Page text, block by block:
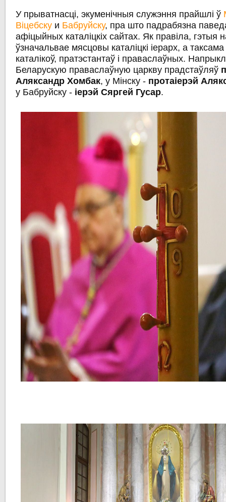
У прыватнасці, экуменічныя служэння прайшлі ў
Віцебску и Бабруйску, пра што падрабязна
афіцыйных каталіцкіх сайтах. Як правіла, гэтыя
ўзначальвае мясцовы каталіцкі іерарх, а
каталікоў, пратэстантаў і праваслаўных.
Беларускую праваслаўную царкву прадстаўляў
Аляксандр Хомбак, у Мінску - протаіерэй
у Бабруйску - іерэй Сяргей Гусар.